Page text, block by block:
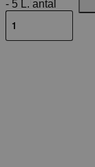
- 5 L. antal
Beskrivelse